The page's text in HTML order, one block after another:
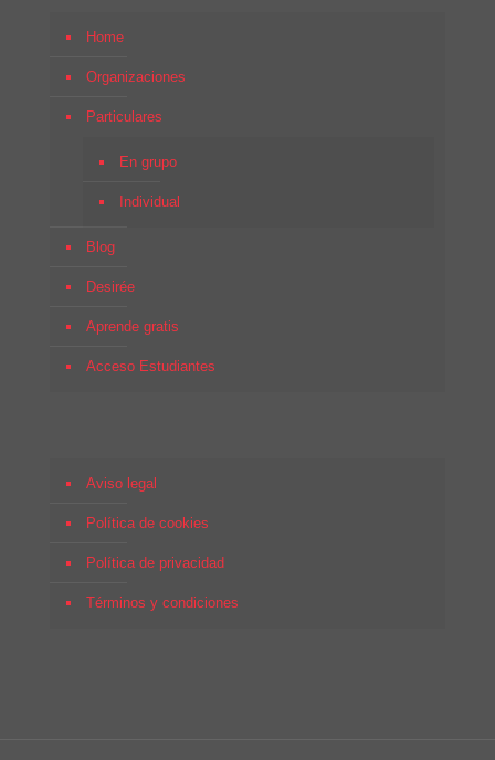
Home
Organizaciones
Particulares
En grupo
Individual
Blog
Desirée
Aprende gratis
Acceso Estudiantes
Aviso legal
Política de cookies
Política de privacidad
Términos y condiciones